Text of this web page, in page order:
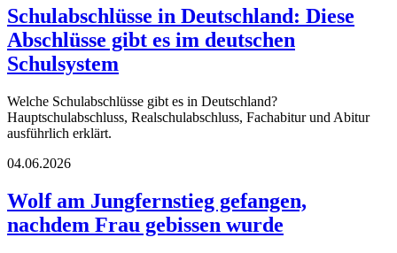
Schulabschlüsse in Deutschland: Diese
Abschlüsse gibt es im deutschen
Schulsystem
Welche Schulabschlüsse gibt es in Deutschland?
Hauptschulabschluss, Realschulabschluss, Fachabitur und Abitur
ausführlich erklärt.
04.06.2026
Wolf am Jungfernstieg gefangen,
nachdem Frau gebissen wurde